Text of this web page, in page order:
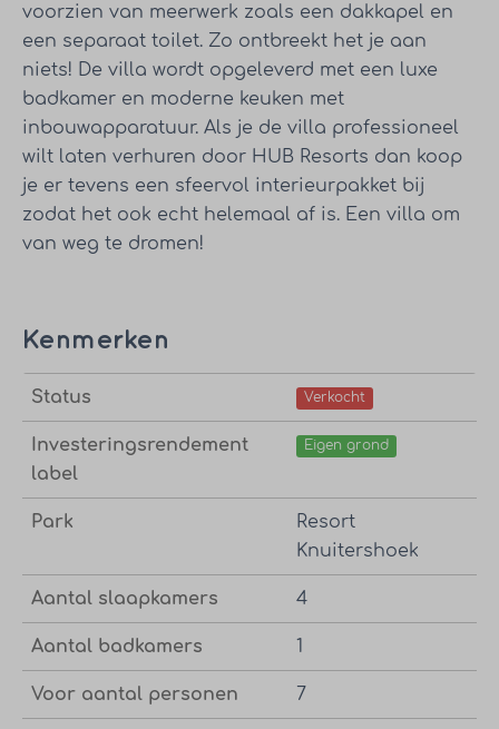
voorzien van meerwerk zoals een dakkapel en
een separaat toilet. Zo ontbreekt het je aan
niets! De villa wordt opgeleverd met een luxe
badkamer en moderne keuken met
inbouwapparatuur. Als je de villa professioneel
wilt laten verhuren door HUB Resorts dan koop
je er tevens een sfeervol interieurpakket bij
zodat het ook echt helemaal af is. Een villa om
van weg te dromen!
Kenmerken
Status Verkocht
Investeringsrendement
label
Eigen grond
Park
Resort
Knuitershoek
Aantal slaapkamers 4
Aantal badkamers 1
Voor aantal personen 7